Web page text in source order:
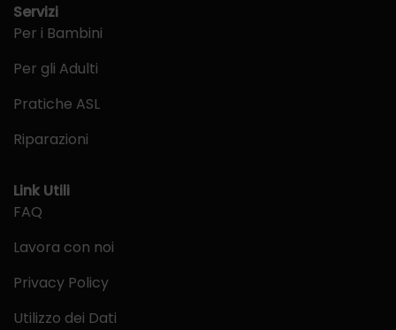
Servizi
Per i Bambini
Per gli Adulti
Pratiche ASL
Riparazioni
Link Utili
FAQ
Lavora con noi
Privacy Policy
Utilizzo dei Dati